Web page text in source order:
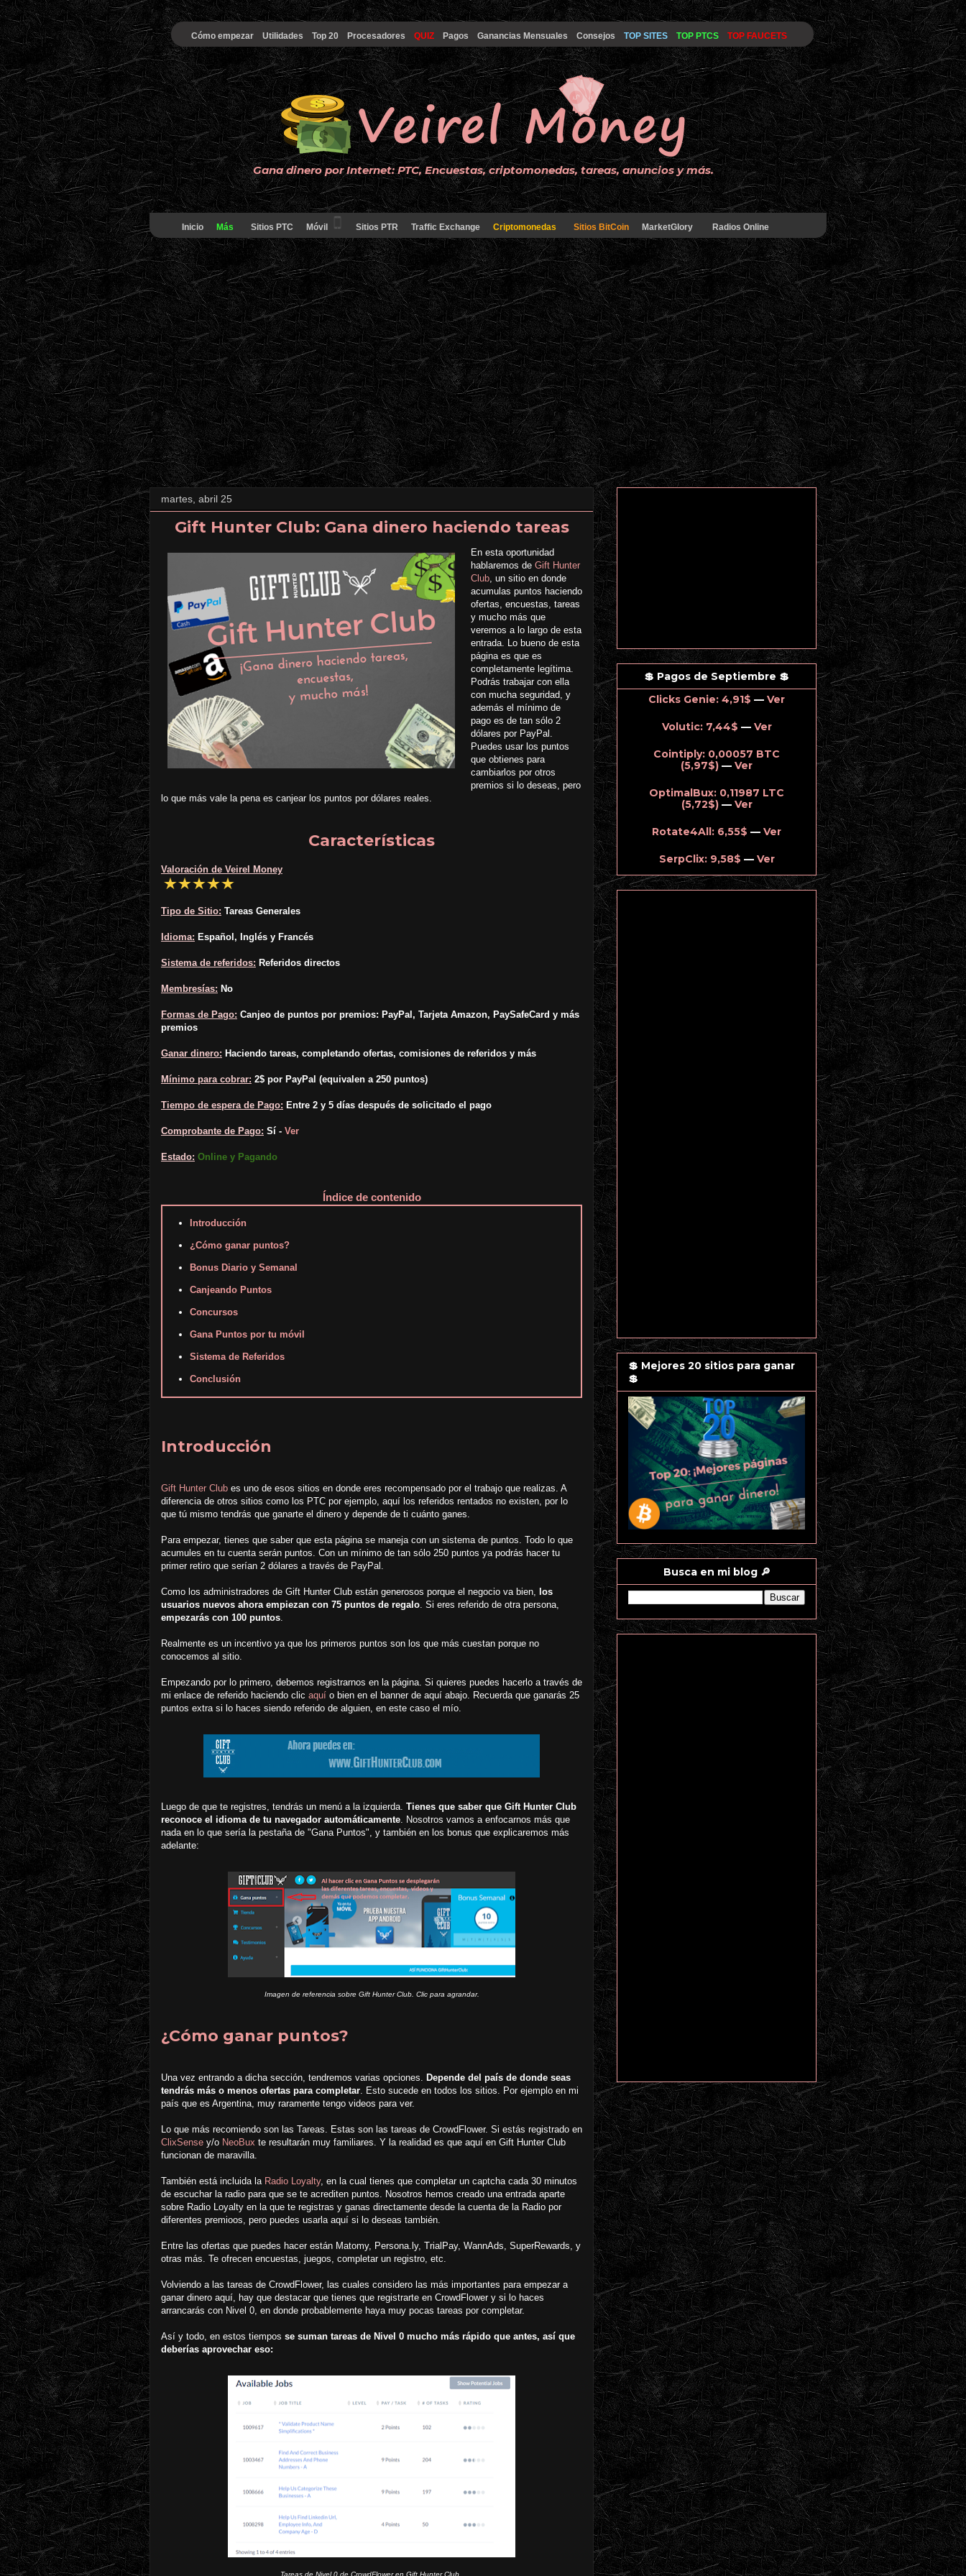
Cómo empezar Utilidades Top 20 Procesadores QUIZ Pagos Ganancias Mensuales Consejos TOP SITES TOP PTCS TOP FAUCETS
Gana dinero por Internet: PTC, Encuestas, criptomonedas, tareas, anuncios y más.
Inicio Más Sitios PTC Móvil Sitios PTR Traffic Exchange Criptomonedas Sitios BitCoin MarketGlory Radios Online
martes, abril 25
Gift Hunter Club: Gana dinero haciendo tareas
En esta oportunidad
hablaremos de Gift Hunter
Club , un sitio en donde
acumulas puntos haciendo
ofertas, encuestas, tareas
y mucho más que
veremos a lo largo de esta
entrada. Lo bueno de esta
página es que es
completamente legítima.
Podrás trabajar con ella
con mucha seguridad, y
además el mínimo de
pago es de tan sólo 2
dólares por PayPal.
Puedes usar los puntos
que obtienes para
cambiarlos por otros
premios si lo deseas, pero
lo que más vale la pena es canjear los puntos por dólares reales.
Características
Valoración de Veirel Money
Tipo de Sitio: Tareas Generales
Idioma: Español, Inglés y Francés
Sistema de referidos: Referidos directos
Membresías: No
Formas de Pago: Canjeo de puntos por premios: PayPal, Tarjeta Amazon, PaySafeCard y más
premios
Ganar dinero: Haciendo tareas, completando ofertas, comisiones de referidos y más
Mínimo para cobrar: 2$ por PayPal (equivalen a 250 puntos)
Tiempo de espera de Pago: Entre 2 y 5 días después de solicitado el pago
Comprobante de Pago: Sí - Ver
Estado: Online y Pagando
Índice de contenido
Introducción
¿Cómo ganar puntos?
Bonus Diario y Semanal
Canjeando Puntos
Concursos
Gana Puntos por tu móvil
Sistema de Referidos
Conclusión
Introducción
Gift Hunter Club es uno de esos sitios en donde eres recompensado por el trabajo que realizas. A
diferencia de otros sitios como los PTC por ejemplo, aquí los referidos rentados no existen, por lo
que tú mismo tendrás que ganarte el dinero y depende de ti cuánto ganes.
Para empezar, tienes que saber que esta página se maneja con un sistema de puntos. Todo lo que
acumules en tu cuenta serán puntos. Con un mínimo de tan sólo 250 puntos ya podrás hacer tu
primer retiro que serían 2 dólares a través de PayPal.
Como los administradores de Gift Hunter Club están generosos porque el negocio va bien,
los
usuarios nuevos ahora empiezan con 75 puntos de regalo . Si eres referido de otra persona,
empezarás con 100 puntos
Realmente es un incentivo ya que los primeros puntos son los que más cuestan porque no
conocemos al sitio.
Empezando por lo primero, debemos registrarnos en la página. Si quieres puedes hacerlo a través de
mi enlace de referido haciendo clic aquí o bien en el banner de aquí abajo. Recuerda que ganarás 25
puntos extra si lo haces siendo referido de alguien, en este caso el mío.
Luego de que te registres, tendrás un menú a la izquierda. Tienes que saber que Gift Hunter Club
reconoce el idioma de tu navegador automáticamente . Nosotros vamos a enfocarnos más que
nada en lo que sería la pestaña de "Gana Puntos", y también en los bonus que explicaremos más
adelante:
Imagen de referencia sobre Gift Hunter Club. Clic para agrandar.
¿Cómo ganar puntos?
Una vez entrando a dicha sección, tendremos varias opciones.
Depende del país de donde seas
tendrás más o menos ofertas para completar . Esto sucede en todos los sitios. Por ejemplo en mi
país que es Argentina, muy raramente tengo videos para ver.
Lo que más recomiendo son las Tareas. Estas son las tareas de CrowdFlower. Si estás registrado en
ClixSense y/o NeoBux te resultarán muy familiares. Y la realidad es que aquí en Gift Hunter Club
funcionan de maravilla.
También está incluida la Radio Loyalty, en la cual tienes que completar un captcha cada 30 minutos
de escuchar la radio para que se te acrediten puntos. Nosotros hemos creado una entrada aparte
sobre Radio Loyalty en la que te registras y ganas directamente desde la cuenta de la Radio por
diferentes premioos, pero puedes usarla aquí si lo deseas también.
Entre las ofertas que puedes hacer están Matomy, Persona.ly, TrialPay, WannAds, SuperRewards, y
otras más. Te ofrecen encuestas, juegos, completar un registro, etc.
Volviendo a las tareas de CrowdFlower, las cuales considero las más importantes para empezar a
ganar dinero aquí, hay que destacar que tienes que registrarte en CrowdFlower y si lo haces
arrancarás con Nivel 0, en donde probablemente haya muy pocas tareas por completar.
Así y todo, en estos tiempos se suman tareas de Nivel 0 mucho más rápido que antes, así que
deberías aprovechar eso:
Tareas de Nivel 0 de CrowdFlower en Gift Hunter Club.
💲 Pagos de Septiembre 💲
Clicks Genie: 4,91$ — Ver
Volutic: 7,44$ — Ver
Cointiply: 0,00057 BTC
(5,97$) — Ver
OptimalBux: 0,11987 LTC
(5,72$) — Ver
Rotate4All: 6,55$ — Ver
SerpClix: 9,58$ — Ver
💲 Mejores 20 sitios para ganar
💲
Busca en mi blog 🔎